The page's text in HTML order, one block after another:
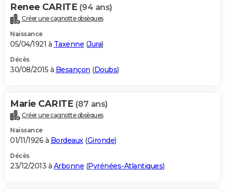
Renee CARITE (94 ans)
Créer une cagnotte obsèques
Naissance
05/04/1921 à Taxenne (Jura)
Décès
30/08/2015 à Besançon (Doubs)
Marie CARITE (87 ans)
Créer une cagnotte obsèques
Naissance
01/11/1926 à Bordeaux(Gironde)
Décès
23/12/2013 à Arbonne (Pyrénées-Atlantiques)